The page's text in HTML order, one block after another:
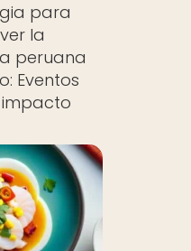
para
la
peruana
Eventos
impacto